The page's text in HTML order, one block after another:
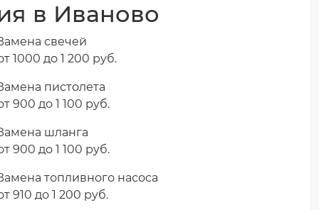
в Иваново
свечей
1000 до 1 200 pyб.
пистолета
900 до 1 100 pyб.
шланга
900 до 1 100 pyб.
топливного насоса
910 до 1 200 pyб.